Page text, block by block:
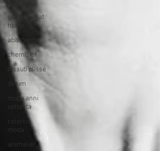
guida stay at
home
abiti donna
chemisier
tessuti plissé
denim
moda anni
settanta
colori di
moda
animalier